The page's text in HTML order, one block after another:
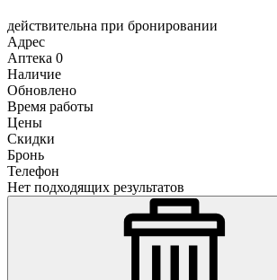
действительна при бронировании
Адрес
Аптека 0
Наличие
Обновлено
Время работы
Цены
Скидки
Бронь
Телефон
Нет подходящих результатов